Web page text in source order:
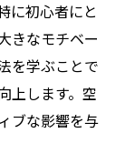
活用して得
プ
に初心者にと
きなモチベー
を学ぶことで
上します。空
ブな影響を与